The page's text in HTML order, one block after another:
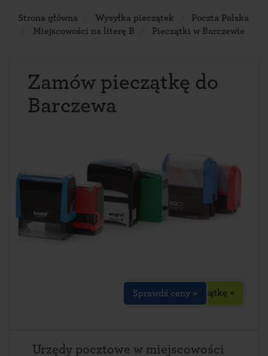
Strona główna Wysyłka pieczątek
Poczta Polska
Miejscowości na literę B
Pieczątki w Barczewie
Zamów pieczątkę do
Barczewa
Zaprojektuj pieczątkę »
Sprawdź ceny »
Urzędy pocztowe w miejscowości